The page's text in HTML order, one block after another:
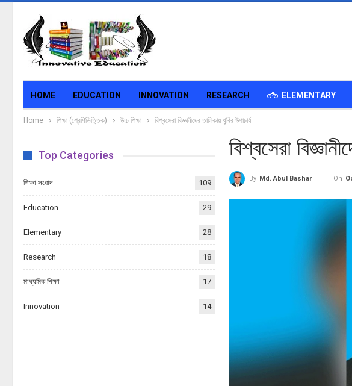
HOME EDUCATION INNOVATION RESEARCH ELEMENTARY
Home শিক্ষা (শ্রেণিভিত্তিক) উচ্চ শিক্ষা বিশ্বসেরা বিজ্ঞানীদের তালিকায় খুবির উপাচার্য
বিশ্বসেরা
By Md. Abul Bashar On
Top Categories
শিক্ষা সংবাদ 109
Education 29
Elementary 28
Research 18
মাধ্যমিক শিক্ষা 17
Innovation 14